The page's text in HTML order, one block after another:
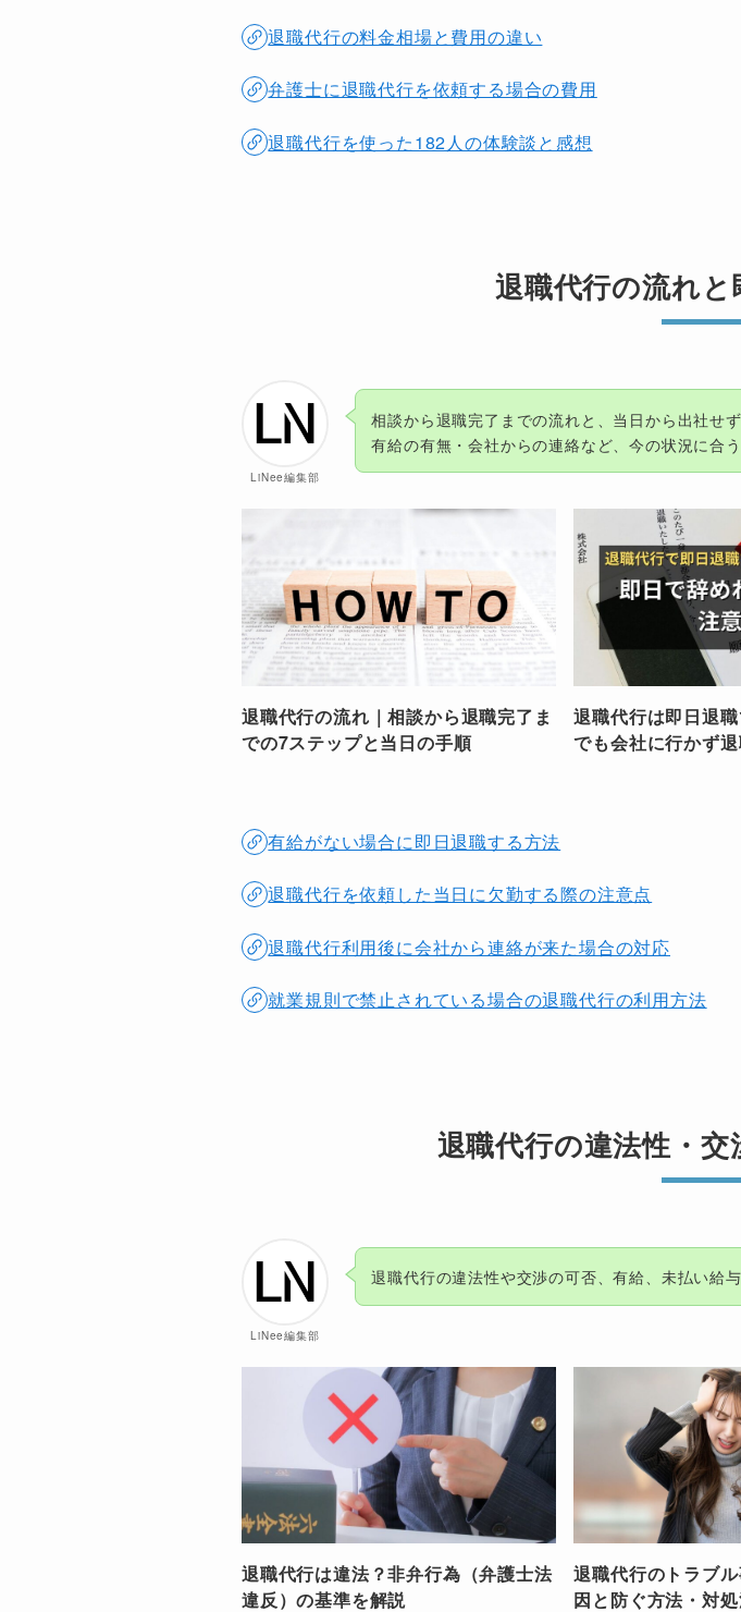
退職代行の料金相場と費用の違い
弁護士に退職代行を依頼する場合の費用
退職代行を使った182人の体験談と感想
退職代行の流れ
LiNee編集部
相談から退職完了までの流れと、当日から出社せ
有給の有無・会社からの連絡など、今の状況に合
退職代行の流れ｜相談から退職完了ま
での7ステップと当日の手順
退職代行は即日退
でも会社に行かず
有給がない場合に即日退職する方法
退職代行を依頼した当日に欠勤する際の注意点
退職代行利用後に会社から連絡が来た場合の対応
就業規則で禁止されている場合の退職代行の利用方法
退職代行の違法性・
LiNee編集部
退職代行の違法性や交渉の可否、有給、未払い給
退職代行は違法？非弁行為（弁護士法
違反）の基準を解説
退職代行のトラブ
因と防ぐ方法・対